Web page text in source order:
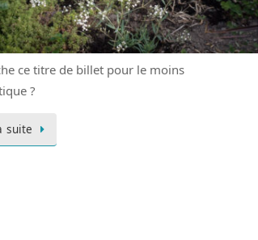
ce titre de billet pour le moins
?
suite